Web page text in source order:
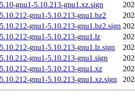
gnu1-5.10.213-gnu1.xz.sign
gnu1-5.10.213-gnu1.bz2
gnu1-5.10.213-gnu1.bz2.sign
gnu1-5.10.213-gnu1.lz
gnu1-5.10.213-gnu1.lz.sign
gnu1-5.10.213-gnu1.sign
gnu1-5.10.213-gnu1.xz
gnu1-5.10.213-gnu1.xz.sign